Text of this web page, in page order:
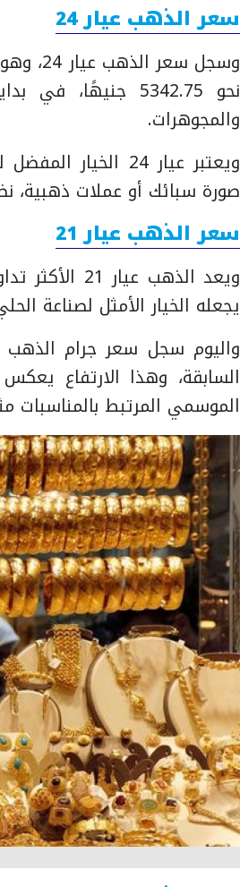
سعر الذهب عيار 24
نحو 5342.75
والمجوهرات.
ويعتبر عيار 24
صورة سبائك أو عملات ذهبية،
سعر الذهب عيار 21
يجعله الخيار الأمثل لصناعة
السابقة، وهذا الارتفاع
الموسمي المرتبط بالمناسبات